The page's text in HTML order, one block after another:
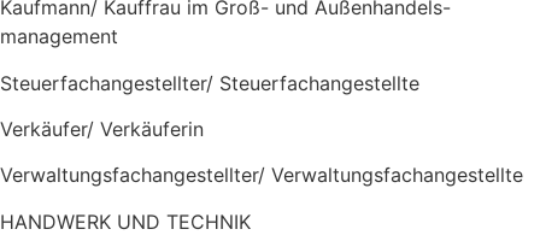
Kaufmann/ Kauffrau im Groß- und Außenhandels-
management
Steuerfachangestellter/ Steuerfachangestellte
Verkäufer/ Verkäuferin
Verwaltungsfachangestellter/ Verwaltungsfachangestellte
HANDWERK UND TECHNIK